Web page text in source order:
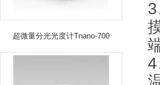
超微量分光光度计Tnano-700